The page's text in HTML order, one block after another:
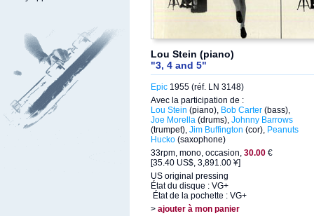
Lou Stein (piano)
"3, 4 and 5"
Epic 1955 (réf. LN 3148)
Avec la participation de :
Lou Stein (piano), Bob Carter (bass),
Joe Morella (drums), Johnny Barrows
(trumpet), Jim Buffington (cor), Peanuts
Hucko (saxophone)
33rpm, mono, occasion, 30.00 €
[35.40 US$, 3,891.00 ¥]
US original pressing
État du disque : VG+
État de la pochette : VG+
> ajouter à mon panier